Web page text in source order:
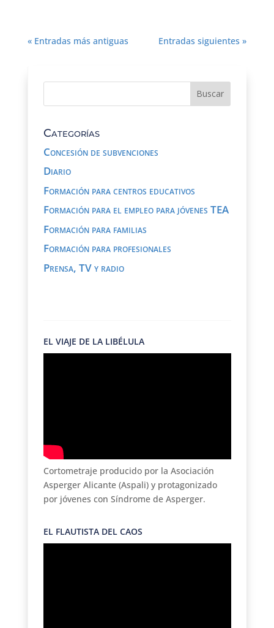
« Entradas más antiguas Entradas siguientes »
Categorías
Concesión de subvenciones
Diario
Formación para centros educativos
Formación para el empleo para jóvenes TEA
Formación para familias
Formación para profesionales
Prensa, TV y radio
EL VIAJE DE LA LIBÉLULA
Cortometraje producido por la Asociación
Asperger Alicante (Aspali) y protagonizado
por jóvenes con Síndrome de Asperger.
EL FLAUTISTA DEL CAOS